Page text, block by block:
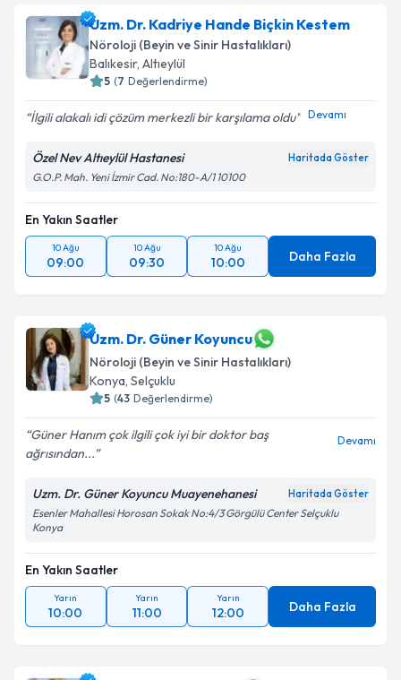
Uzm. Dr. Kadriye Hande Biçkin Kestem
Nöroloji (Beyin ve Sinir Hastalıkları)
Balıkesir, Altıeylül
5 (7 Değerlendirme)
İlgili alakalı idi çözüm merkezli bir karşılama oldu Devamı
Özel Nev Altıeylül Hastanesi Haritada Göster
G.O.P. Mah. Yeni İzmir Cad. No:180-A/1 10100
En Yakın Saatler
10 Ağu
09:00
10 Ağu
09:30
10 Ağu
10:00 Daha Fazla
Uzm. Dr. Güner Koyuncu
Nöroloji (Beyin ve Sinir Hastalıkları)
Konya, Selçuklu
5 (43 Değerlendirme)
Güner Hanım çok ilgili çok iyi bir doktor baş
ağrısından...
Devamı
Uzm. Dr. Güner Koyuncu Muayenehanesi Haritada Göster
Esenler Mahallesi Horosan Sokak No:4/3 Görgülü Center Selçuklu
Konya
En Yakın Saatler
Yarın
10:00
Yarın
11:00
Yarın
12:00 Daha Fazla